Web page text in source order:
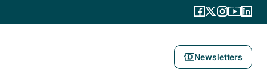
Newsletters